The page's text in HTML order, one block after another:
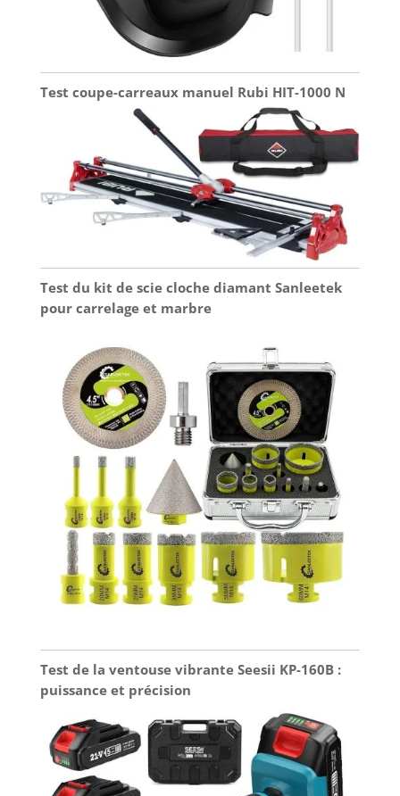
Test coupe-carreaux manuel Rubi HIT-1000 N
Test du kit de scie cloche diamant Sanleetek
pour carrelage et marbre
Test de la ventouse vibrante Seesii KP-160B :
puissance et précision